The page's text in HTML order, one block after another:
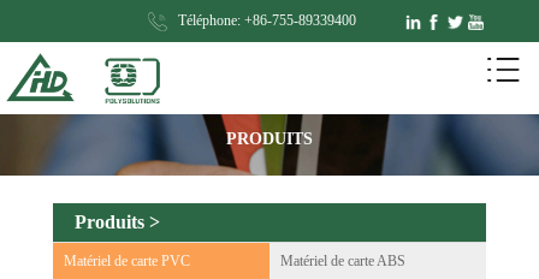
Téléphone: +86-755-89339400
PRODUITS
Produits >
Matériel de carte PVC Matériel de carte ABS